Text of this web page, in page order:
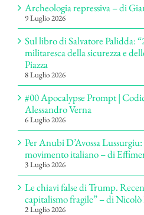
Archeologia repressiva – di
9 Luglio 2026
Sul libro di Salvatore Palidda:
militaresca della sicurezza e
Piazza
8 Luglio 2026
#00 Apocalypse Prompt |
Alessandro Verna
6 Luglio 2026
Per Anubi D’Avossa
movimento italiano – di
3 Luglio 2026
Le chiavi false di Trump.
capitalismo fragile” – di Nicolò
2 Luglio 2026